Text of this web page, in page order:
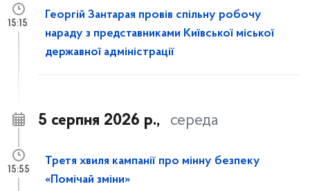
Георгій Зантарая провів спільну робочу
нараду з представниками Київської міської
державної адміністрації
15:15
5 серпня 2026 р., середа
Третя хвиля кампанії про мінну безпеку
«Помічай зміни»
15:55